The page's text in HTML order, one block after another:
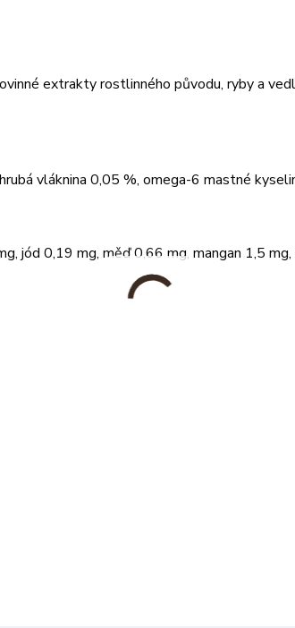
extrakty rostlinného původu, ryby a
vláknina 0,05 %, omega-6 mastné
jód 0,19 mg, měď 0,66 mg, mangan 1,5